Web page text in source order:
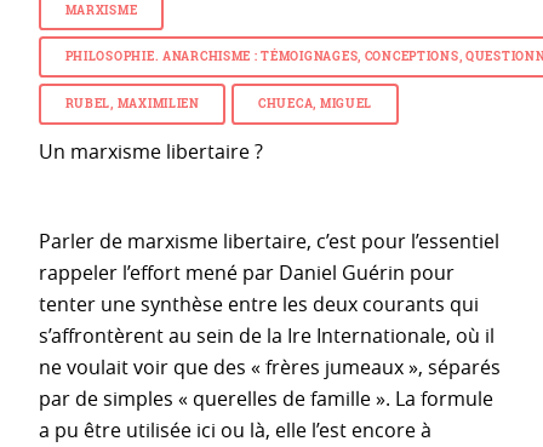
MARXISME
PHILOSOPHIE. ANARCHISME : TÉMOIGNAGES, CONCEPTIONS,
RUBEL, MAXIMILIEN CHUECA, MIGUEL
Un marxisme libertaire ?
Parler de marxisme libertaire, c’est pour l’essentiel
rappeler l’effort mené par Daniel Guérin pour
tenter une synthèse entre les deux courants qui
s’affrontèrent au sein de la Ire Internationale, où il
ne voulait voir que des « frères jumeaux », séparés
par de simples « querelles de famille ». La formule
a pu être utilisée ici ou là, elle l’est encore à